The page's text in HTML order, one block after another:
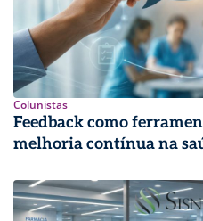
Colunistas
Feedback como
melhoria contínua na